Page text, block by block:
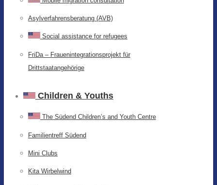
Asylverfahrensberatung (AVB)
Social assistance for refugees
FriDa – Frauenintegrationsprojekt für
Drittstaatangehörige
Children & Youths
The Südend Children’s and Youth Centre
Familientreff Südend
Mini Clubs
Kita Wirbelwind